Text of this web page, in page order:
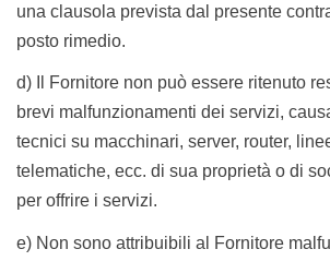
una clausola prevista dal presente
posto rimedio.
d) Il Fornitore non può essere ritenuto
brevi malfunzionamenti dei servizi,
tecnici su macchinari, server, router,
telematiche, ecc. di sua proprietà o di
per offrire i servizi.
e) Non sono attribuibili al Fornitore